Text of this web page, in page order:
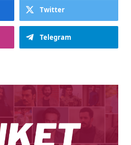
Twitter
Telegram